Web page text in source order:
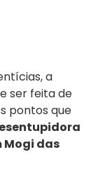
a
ser feita de
pontos que
das